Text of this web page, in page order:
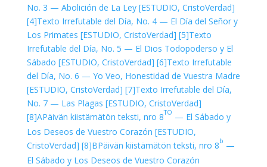
No. 3 — Abolición de La Ley [ESTUDIO, CristoVerdad]
[4]Texto Irrefutable del Día, No. 4 — El Día del Señor y
Los Primates [ESTUDIO, CristoVerdad] [5]Texto
Irrefutable del Día, No. 5 — El Dios Todopoderso y El
Sábado [ESTUDIO, CristoVerdad] [6]Texto Irrefutable
del Día, No. 6 — Yo Veo, Honestidad de Vuestra Madre
[ESTUDIO, CristoVerdad] [7]Texto Irrefutable del Día,
No. 7 — Las Plagas [ESTUDIO, CristoVerdad]
[8]APäivän kiistämätön teksti, nro 8TO — El Sábado y
Los Deseos de Vuestro Corazón [ESTUDIO,
CristoVerdad] [8]BPäivän kiistämätön teksti, nro 8b —
El Sábado y Los Deseos de Vuestro Corazón